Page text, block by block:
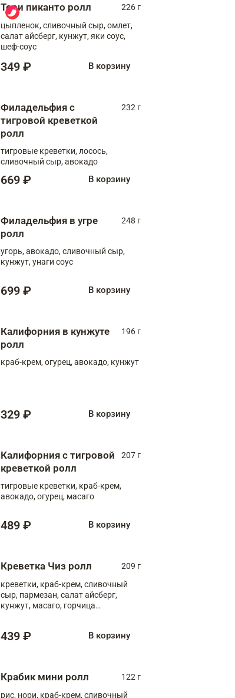
Тори пиканто ролл
226 г
цыпленок, сливочный сыр, омлет,
салат айсберг, кунжут, яки соус,
шеф-соус
349 ₽ В корзину
Филадельфия с
тигровой креветкой
ролл
232 г
тигровые креветки, лосось,
сливочный сыр, авокадо
669 ₽ В корзину
Филадельфия в угре
ролл
248 г
угорь, авокадо, сливочный сыр,
кунжут, унаги соус
699 ₽ В корзину
Калифорния в кунжуте
ролл
196 г
краб-крем, огурец, авокадо, кунжут
329 ₽ В корзину
Калифорния с тигровой
креветкой ролл
207 г
тигровые креветки, краб-крем,
авокадо, огурец, масаго
489 ₽ В корзину
Креветка Чиз ролл
209 г
креветки, краб-крем, сливочный
сыр, пармезан, салат айсберг,
кунжут, масаго, горчица
439 ₽ В корзину
Крабик мини ролл
122 г
рис, нори, краб-крем, сливочный